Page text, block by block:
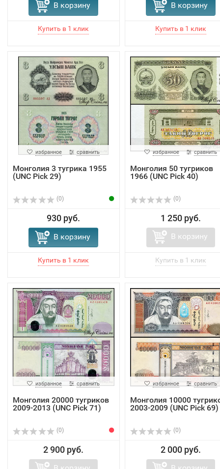
В корзину В корзину
избранное сравнить
Монголия 3 тугрика 1955
(UNC Pick 29)
(0)
930 руб.
В корзину
избранное сравнить
Монголия 50 тугриков
1966 (UNC Pick 40)
(0)
1 250 руб.
В корзину
избранное сравнить
Монголия 20000 тугриков
2009-2013 (UNC Pick 71)
(0)
2 900 руб.
избранное сравнить
Монголия 10000
2003-2009 (UNC Pick 69)
(0)
2 000 руб.